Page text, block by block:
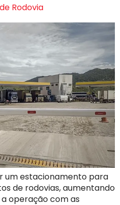
Rodovia
um estacionamento para
de rodovias, aumentando
operação com as